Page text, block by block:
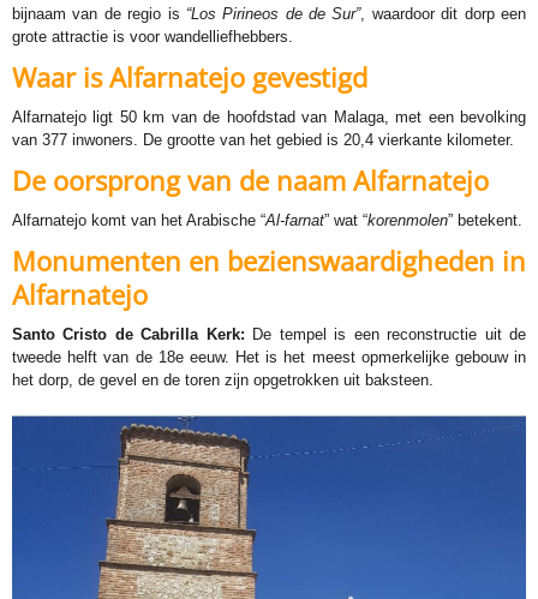
bijnaam van de regio is “Los Pirineos de de Sur”, waardoor dit dorp een
grote attractie is voor wandelliefhebbers.
Waar is Alfarnatejo gevestigd
Alfarnatejo ligt 50 km van de hoofdstad van Malaga, met een bevolking
van 377 inwoners. De grootte van het gebied is 20,4 vierkante kilometer.
De oorsprong van de naam Alfarnatejo
Alfarnatejo komt van het Arabische “Al-farnat” wat “korenmolen” betekent.
Monumenten en bezienswaardigheden in
Alfarnatejo
Santo Cristo de Cabrilla Kerk: De tempel is een reconstructie uit de
tweede helft van de 18e eeuw. Het is het meest opmerkelijke gebouw in
het dorp, de gevel en de toren zijn opgetrokken uit baksteen.